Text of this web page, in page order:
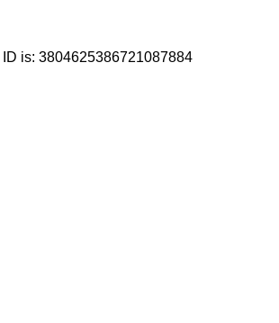
ID is: 3804625386721087884